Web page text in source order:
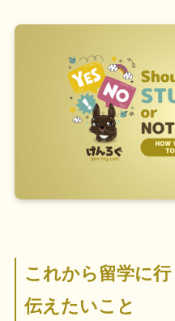
これから留学に
伝えたいこと